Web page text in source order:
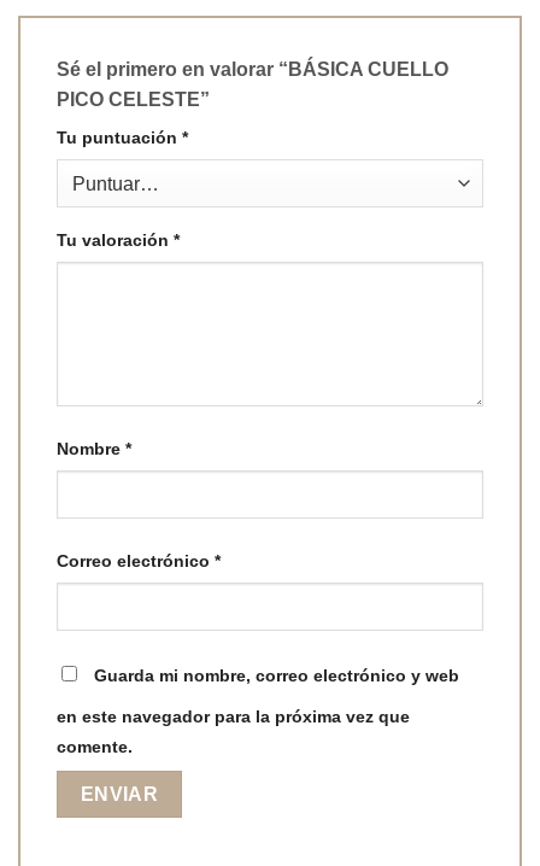
Sé el primero en valorar “BÁSICA CUELLO
PICO CELESTE”
Tu puntuación *
Tu valoración *
Nombre *
Correo electrónico *
Guarda mi nombre, correo electrónico y web
en este navegador para la próxima vez que
comente.